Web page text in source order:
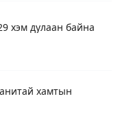
хэм дулаан байна
хамтын